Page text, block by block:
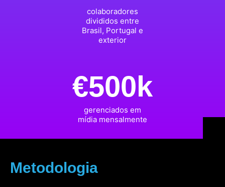
colaboradores
divididos entre
Brasil, Portugal e
exterior
€500k
gerenciados em
mídia mensalmente
Metodologia